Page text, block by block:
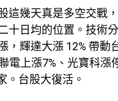
這幾天真是多空交戰
十日均的位置。技術
，輝達大漲 12% 帶
電上漲7%、光寶科漲
。台股大復活。